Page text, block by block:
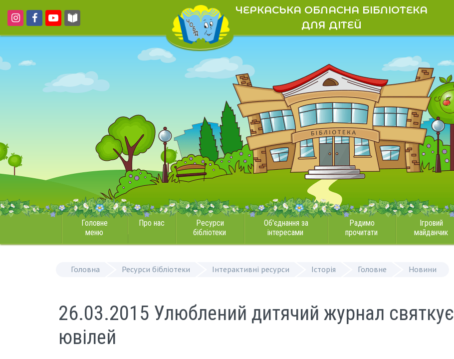
ЧЕРКАСЬКА ОБЛАСНА БІБЛІОТЕКА
ДЛЯ ДІТЕЙ
Головне
меню
Про нас
Ресурси
бібліотеки
Об'єднання за
інтересами
Радимо
прочитати
Ігровий
майданчик
Головна Ресурси бібліотеки Інтерактивні ресурси Історія Головне Новини
26.03.2015 Улюблений дитячий журнал святкує
ювілей